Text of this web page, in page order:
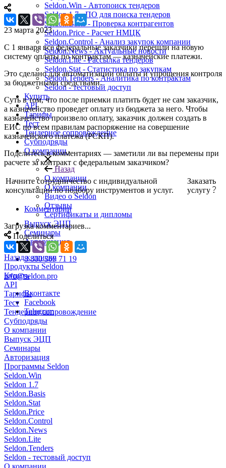
Seldon.Win - Автопоиск тендеров
Seldon 1.7 - ПО для поиска тендеров
Seldon.Basis - Проверка контрагентов
Seldon.Price - Расчет НМЦК
Seldon.Control - Анализ закупок компании
Seldon.News - Актуальные новости
Seldon.Lite - Рассылка тендеров
Seldon.Stat - Статистика по закупкам
Seldon.Tenders - Аналитика по контрактам
Seldon - тестовый доступ
Купить
API
Тарифы
Тест
Тендерное сопровождение
Субподряды
О компании
Назад
О компании
О компании
Видео о Seldon
Отзывы
Сертификаты и дипломы
Выпуск ЭЦП
Семинары
Авторизация
8 800 300 71 19
info@seldon.pro
Вконтакте
Facebook
Telegram
23 марта 2023
С 1 января все федеральные заказчики перешли на новую
систему оплаты по контрактам — казначейские платежи.
Это сделано для автоматизации оплаты и упрощения контроля
за бюджетными средствами.
Суть в том, что после приемки платить будет не сам заказчик,
а казначейство проведет оплату из бюджета за него. Чтобы
казначейство произвело оплату, заказчик должен создать в
ЕИС по всем правилам распоряжение на совершение
казначейского платежа (РСКП).
Поделитесь в комментариях — заметили ли вы перемены при
расчете за контракт с федеральным заказчиком?
Начните сотрудничество с индивидуальной
консультации по подбору инструментов и услуг.
Заказать
услугу
Комментарии
Загрузка комментариев...
Поделиться
Назад к списку
Продукты Seldon
Купить
API
Тарифы
Тест
Тендерное сопровождение
Субподряды
О компании
Выпуск ЭЦП
Семинары
Авторизация
Программы Seldon
Seldon.Win
Seldon 1.7
Seldon.Basis
Seldon.Stat
Seldon.Price
Seldon.Control
Seldon.News
Seldon.Lite
Seldon.Tenders
Seldon - тестовый доступ
О компании